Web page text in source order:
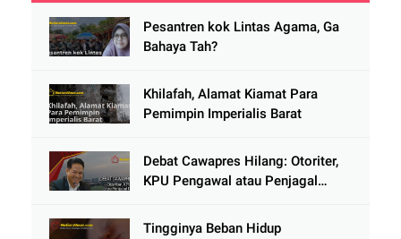
Pesantren kok Lintas Agama, Ga
Bahaya Tah?
Khilafah, Alamat Kiamat Para
Pemimpin Imperialis Barat
Debat Cawapres Hilang: Otoriter,
KPU Pengawal atau Penjagal
Tingginya Beban Hidup